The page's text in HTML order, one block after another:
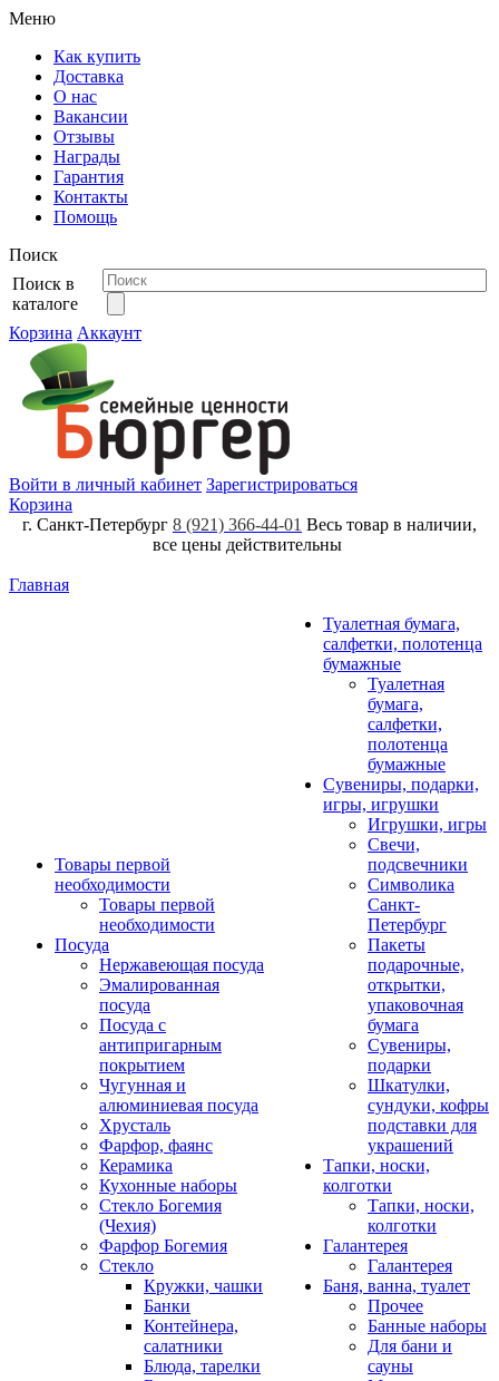
Меню
Как купить
Доставка
О нас
Вакансии
Отзывы
Награды
Гарантия
Контакты
Помощь
Поиск
Поиск в
каталоге
Корзина Аккаунт
Войти в личный кабинет Зарегистрироваться
Корзина
г. Санкт-Петербург 8 (921) 366-44-01 Весь товар в наличии,
все цены действительны
Главная
Товары первой
необходимости
Товары первой
необходимости
Посуда
Нержавеющая посуда
Эмалированная
посуда
Посуда с
антипригарным
покрытием
Чугунная и
алюминиевая посуда
Хрусталь
Фарфор, фаянс
Керамика
Кухонные наборы
Стекло Богемия
(Чехия)
Фарфор Богемия
Стекло
Кружки, чашки
Банки
Контейнера,
салатники
Блюда, тарелки
Туалетная бумага,
салфетки, полотенца
бумажные
Туалетная
бумага,
салфетки,
полотенца
бумажные
Сувениры, подарки,
игры, игрушки
Игрушки, игры
Свечи,
подсвечники
Символика
Санкт-
Петербург
Пакеты
подарочные,
открытки,
упаковочная
бумага
Сувениры,
подарки
Шкатулки,
сундуки, кофры
подставки для
украшений
Тапки, носки,
колготки
Тапки, носки,
колготки
Галантерея
Галантерея
Баня, ванна, туалет
Прочее
Банные наборы
Для бани и
сауны